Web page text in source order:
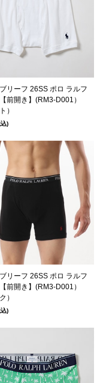
リーフ 26SS ポロ ラルフ
前開き】(RM3-D001）
）
)
リーフ 26SS ポロ ラルフ
前開き】(RM3-D001）
）
)